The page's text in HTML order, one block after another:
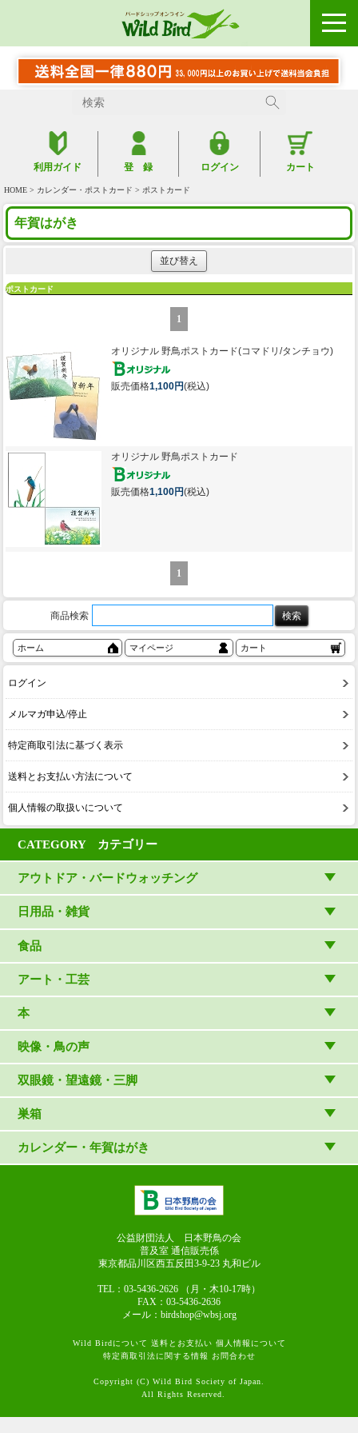
利用ガイド 登 録 ログイン カート
HOME > カレンダー・ポストカード > ポストカード
年賀はがき
並び替え
ポストカード
1
オリジナル 野鳥ポストカード(コマドリ/タンチョウ)
販売価格1,100円(税込)
オリジナル 野鳥ポストカード
販売価格1,100円(税込)
1
商品検索
ホーム マイページ カート
ログイン
メルマガ申込/停止
特定商取引法に基づく表示
送料とお支払い方法について
個人情報の取扱いについて
CATEGORY カテゴリー
アウトドア・バードウォッチング
アウトドアウェア
アウトドア雑貨
バードウォッチング用品
日用品・雑貨
リビング・キッチン・ファッション
ゲーム・ホビー・文具
食品
食品
アート・工芸
雑貨（村上康成）
マスコット・ブローチほか
本
図鑑
読み物
写真集・ガイドブック・絵本
論文集（ストリクス）
映像・鳥の声
CD
DVD・ブルーレイ・ビデオ
鳴き声タッチペンなど
双眼鏡・望遠鏡・三脚
スターターセット
双眼鏡
巣箱
巣箱など
カレンダー・年賀はがき
公益財団法人 日本野鳥の会
普及室 通信販売係
東京都品川区西五反田3-9-23 丸和ビル
TEL：03-5436-2626
（月・木10-17時）
FAX：03-5436-2636
メール：birdshop@wbsj.org
Wild Birdについて 送料とお支払い 個人情報について
特定商取引法に関する情報
お問合わせ
Copyright (C) Wild Bird Society of Japan.
All Rights Reserved.